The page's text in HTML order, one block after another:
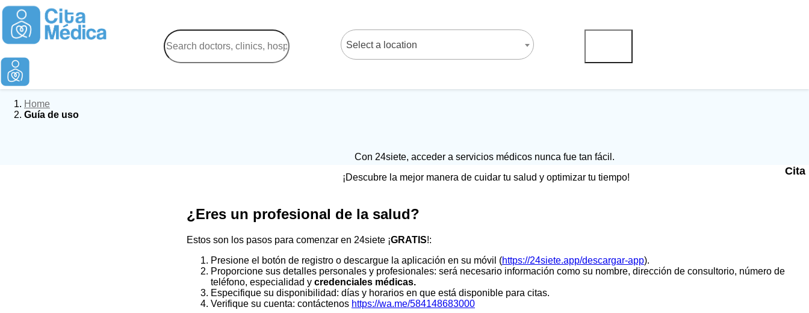
Select a location
Home
Guía de uso
Con 24siete, acceder a servicios médicos nunca fue tan fácil.
¡Descubre la mejor manera de cuidar tu salud y optimizar tu tiempo!
¿Eres un profesional de la salud?
Estos son los pasos para comenzar en 24siete ¡GRATIS!:
Presione el botón de registro o descargue la aplicación en su móvil (https://24siete.app/descargar-app).
Proporcione sus detalles personales y profesionales: será necesario información como su nombre, dirección de consultorio, número de
teléfono, especialidad y credenciales médicas.
Especifique su disponibilidad: días y horarios en que está disponible para citas.
Verifique su cuenta: contáctenos https://wa.me/584148683000
Cita